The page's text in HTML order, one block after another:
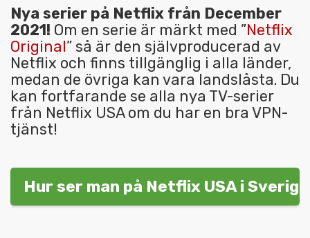
Nya serier på Netflix från December
2021! Om en serie är märkt med ”Netflix
Original” så är den självproducerad av
Netflix och finns tillgänglig i alla länder,
medan de övriga kan vara landslåsta. Du
kan fortfarande se alla nya TV-serier
från Netflix USA om du har en bra VPN-
tjänst!
Hur ser man på Netflix USA i